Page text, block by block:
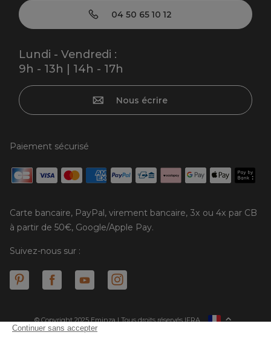
04 50 65 10 12
Lundi - Vendredi :
9h - 13h | 14h - 17h
Nous écrire
Paiement sécurisé
Carte bancaire, PayPal, virement bancaire, 3x ou 4x par CB
à partir de 50€, Google/Apple Pay.
Suivez-nous sur :
© Copyright 2025 Eminza | Tous droits réservés |
ESPAÑAFRA